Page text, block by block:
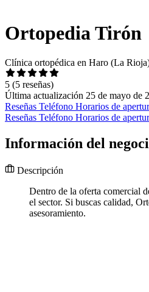
Ortopedia Tirón
Clínica ortopédica en Haro (La
5 (5 reseñas)
Última actualización 25 de mayo de
Reseñas Teléfono Horarios de
Reseñas Teléfono Horarios de
Información del
Descripción
Dentro de la oferta comercial
el sector. Si buscas calidad,
asesoramiento.